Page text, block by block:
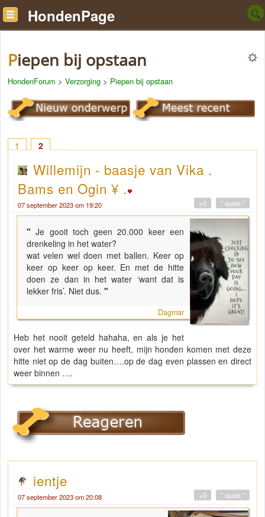
HondenPage
Piepen bij opstaan
HondenForum > Verzorging > Piepen bij opstaan
1 2
Willemijn - baasje van Vika .
Bams en Ogin ¥ .
07 september 2023 om 19:20 " quote "
+0
"Je gooit toch geen 20.000 keer een
drenkeling in het water?
wat velen wel doen met ballen. Keer op
keer op keer op keer. En met de hitte
doen ze dan in het water ‘want dat is
lekker fris’. Niet dus. "
Dagmar
Heb het nooit geteld hahaha, en als je het
over het warme weer nu heeft, mijn honden komen met deze
hitte niet op de dag buiten….op de dag even plassen en direct
weer binnen ….
ientje
07 september 2023 om 20:08 " quote "
+0